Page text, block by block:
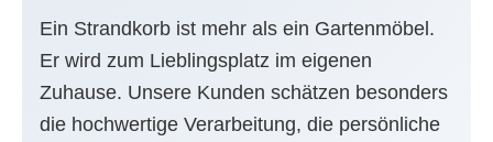
Ein Strandkorb ist mehr als ein Gartenmöbel.
Er wird zum Lieblingsplatz im eigenen
Zuhause. Unsere Kunden schätzen besonders
die hochwertige Verarbeitung, die persönliche